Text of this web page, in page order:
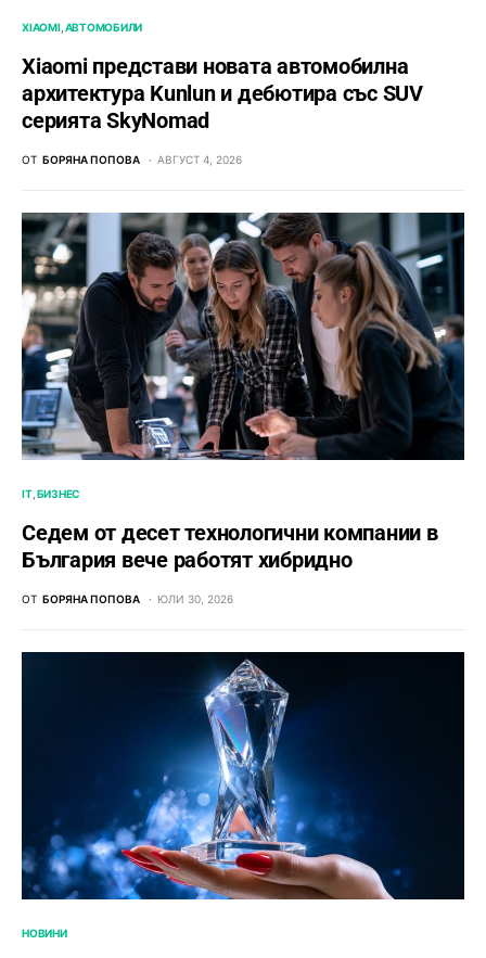
XIAOMI АВТОМОБИЛИ
Xiaomi представи новата автомобилна
архитектура Kunlun и дебютира със SUV
серията SkyNomad
ОТ БОРЯНА ПОПОВА АВГУСТ 4, 2026
IT БИЗНЕС
Седем от десет технологични компании в
България вече работят хибридно
ОТ БОРЯНА ПОПОВА ЮЛИ 30, 2026
НОВИНИ